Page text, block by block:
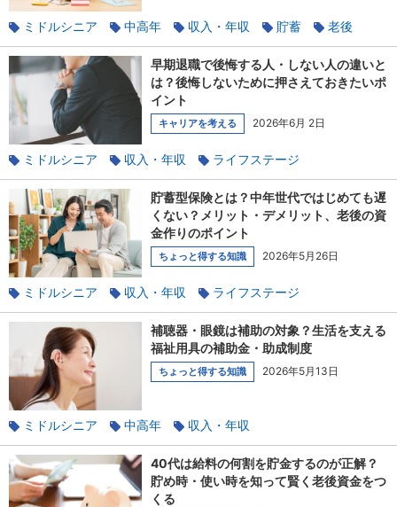
ミドルシニア 中高年 収入・年収 貯蓄 老後
早期退職で後悔する人・しない人の違いと
は？後悔しないために押さえておきたいポ
イント
キャリアを考える 2026年6月 2日
ミドルシニア 収入・年収
ライフステージ
家族と相談
退職
貯蓄型保険とは？中年世代ではじめても遅
くない？メリット・デメリット、老後の資
金作りのポイント
ちょっと得する知識 2026年5月26日
ミドルシニア 収入・年収
ライフステージ
家族と相談
貯蓄
補聴器・眼鏡は補助の対象？生活を支える
福祉用具の補助金・助成制度
ちょっと得する知識 2026年5月13日
ミドルシニア 中高年 収入・年収
40代は給料の何割を貯金するのが正解？
貯め時・使い時を知って賢く老後資金をつ
くる